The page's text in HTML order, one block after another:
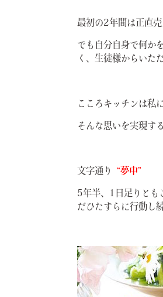
最初の2年間は正直
でも自分自身で何か
く、生徒様からいた
こころキッチンは私
そんな思いを実現す
文字通り “夢中”
5年半、1日足りとも
だひたすらに行動し